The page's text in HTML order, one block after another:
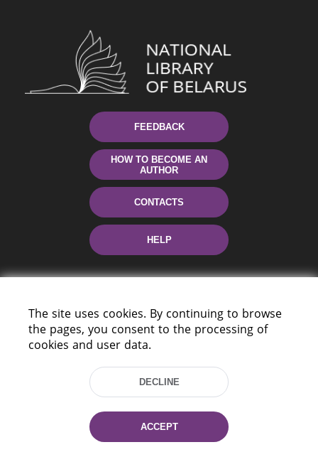
FEEDBACK
HOW TO BECOME AN
AUTHOR
CONTACTS
HELP
220114, Niezaležnasci Ave. 116, Minsk,
Fax: (+375 17) 368 97 06
E-mail: inbox@nlb.by
The site uses cookies. By continuing to browse
the pages, you consent to the processing of
cookies and user data.
DECLINE
ACCEPT